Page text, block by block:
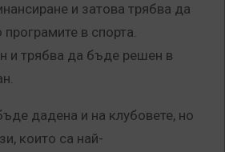
и затова трябва да
в спорта.
и трябва да бъде решен в
дадена и на клубовете, но
които са най-